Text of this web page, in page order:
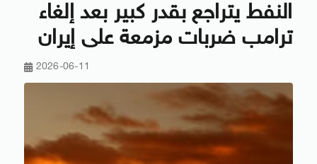
النفط يتراجع بقدر كبير بعد إلغاء
ترامب ضربات مزمعة على إيران
2026-06-11